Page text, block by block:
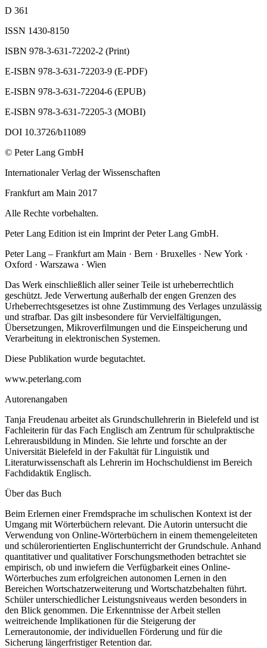
D 361
ISSN 1430-8150
ISBN 978-3-631-72202-2 (Print)
E-ISBN 978-3-631-72203-9 (E-PDF)
E-ISBN 978-3-631-72204-6 (EPUB)
E-ISBN 978-3-631-72205-3 (MOBI)
DOI 10.3726/b11089
© Peter Lang GmbH
Internationaler Verlag der Wissenschaften
Frankfurt am Main 2017
Alle Rechte vorbehalten.
Peter Lang Edition ist ein Imprint der Peter Lang GmbH.
Peter Lang – Frankfurt am Main · Bern · Bruxelles · New York ·
Oxford · Warszawa · Wien
Das Werk einschließlich aller seiner Teile ist urheberrechtlich
geschützt. Jede Verwertung außerhalb der engen Grenzen des
Urheberrechtsgesetzes ist ohne Zustimmung des Verlages unzulässig
und strafbar. Das gilt insbesondere für Vervielfältigungen,
Übersetzungen, Mikroverfilmungen und die Einspeicherung und
Verarbeitung in elektronischen Systemen.
Diese Publikation wurde begutachtet.
www.peterlang.com
Autorenangaben
Tanja Freudenau arbeitet als Grundschullehrerin in Bielefeld und ist
Fachleiterin für das Fach Englisch am Zentrum für schulpraktische
Lehrerausbildung in Minden. Sie lehrte und forschte an der
Universität Bielefeld in der Fakultät für Linguistik und
Literaturwissenschaft als Lehrerin im Hochschuldienst im Bereich
Fachdidaktik Englisch.
Über das Buch
Beim Erlernen einer Fremdsprache im schulischen Kontext ist der
Umgang mit Wörterbüchern relevant. Die Autorin untersucht die
Verwendung von Online-Wörterbüchern in einem themengeleiteten
und schülerorientierten Englischunterricht der Grundschule. Anhand
quantitativer und qualitativer Forschungsmethoden betrachtet sie
empirisch, ob und inwiefern die Verfügbarkeit eines Online-
Wörterbuches zum erfolgreichen autonomen Lernen in den
Bereichen Wortschatzerweiterung und Wortschatzbehalten führt.
Schüler unterschiedlicher Leistungsniveaus werden besonders in
den Blick genommen. Die Erkenntnisse der Arbeit stellen
weitreichende Implikationen für die Steigerung der
Lernerautonomie, der individuellen Förderung und für die
Sicherung längerfristiger Retention dar.